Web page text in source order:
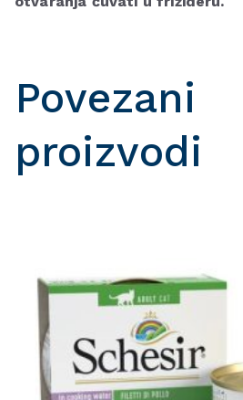
Povezani
proizvodi